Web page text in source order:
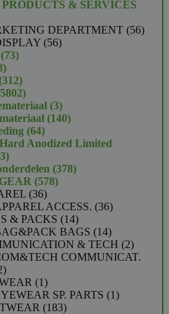
product
& SERVICES
DEPARTMENT 5656
5656
7373
8
producten
312312
producten
58025802
producten
33
producten
140140
6464
producten
Anodized Limited
33
producten378378
578578
3636
producten
ACCESS. 3636
& PACKS 1414
producten
BAGS 1414
producten
& TECH 22
producten
COMMUNICAT.
2
producten
11
product
SP. PARTS 11
183183